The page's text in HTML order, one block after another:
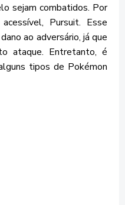
sejam combatidos. Por
Pursuit. Esse
ao adversário, já que
ataque. Entretanto, é
tipos de Pokémon